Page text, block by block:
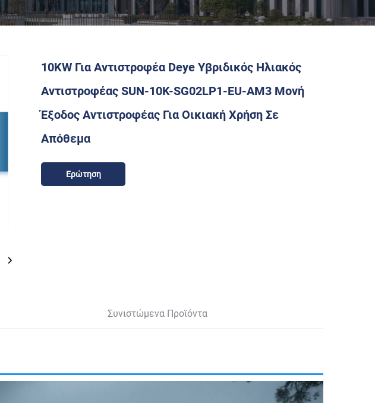
10KW Για Αντιστροφέα Deye Υβριδικός Ηλιακός
Αντιστροφέας SUN-10K-SG02LP1-EU-AM3 Μονή
Έξοδος Αντιστροφέας Για Οικιακή Χρήση Σε
Απόθεμα
Ερώτηση
Συνιστώμενα Προϊόντα